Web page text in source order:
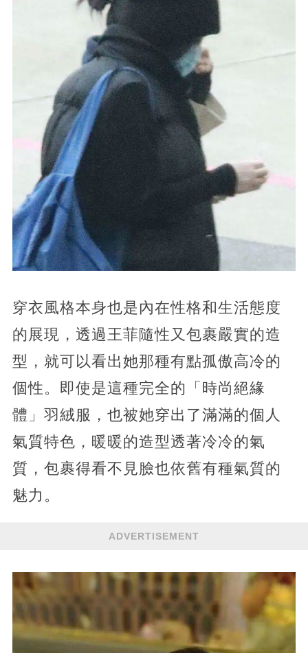
穿衣風格本身也是內在性格和生活態度
的展現，透過王菲隨性又包裹嚴實的造
型，就可以看出她那種有點孤傲高冷的
個性。即使是這種完全的「時尚絕緣
體」羽絨服，也被她穿出了滿滿的個人
氣質特色，暖暖的造型透著冷冷的氣
質，包裹得看不見臉也依舊有種氣質的
魅力。
ADVERTISEMENT